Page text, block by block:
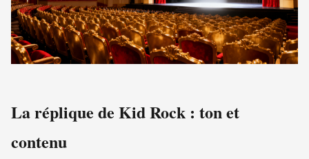
La réplique de Kid Rock : ton et
contenu